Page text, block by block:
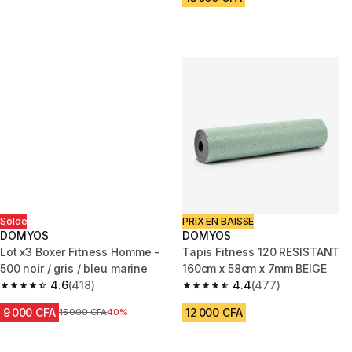
Solde
DOMYOS
Lot x3 Boxer Fitness Homme -
500 noir / gris / bleu marine
4.6
4.6 out of 5 stars from 418 reviews
(418)
9 000 CFA Prix avant réduction
15 000 CFA40%
PRIX EN BAISSE
DOMYOS
Tapis Fitness 120 RESISTANT
160cm x 58cm x 7mm BEIGE
4.4
4.4 out of 5 stars from 477
(477)
12 000 CFA